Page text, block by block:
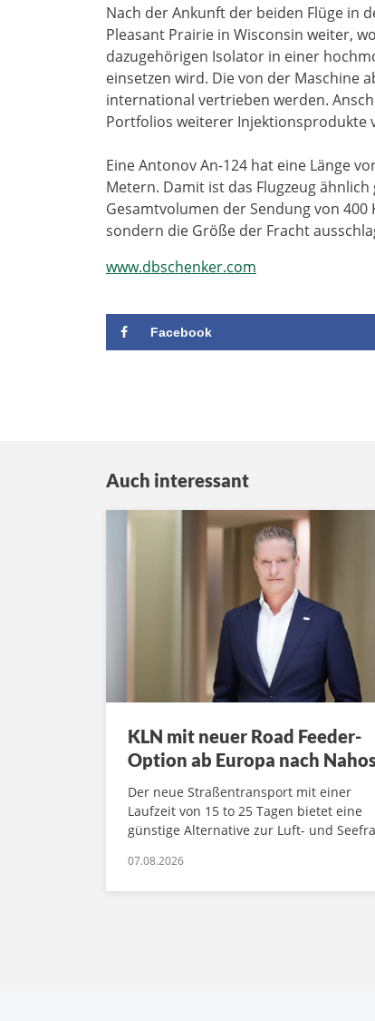
Nach der Ankunft der beiden Flüge in
Pleasant Prairie in Wisconsin weiter,
dazugehörigen Isolator in einer
einsetzen wird. Die von der Maschine
international vertrieben werden.
Portfolios weiterer Injektionsprodukte
Eine Antonov An-124 hat eine Länge
Metern. Damit ist das Flugzeug ähnlich
Gesamtvolumen der Sendung von
sondern die Größe der Fracht
www.dbschenker.com
Facebook
Auch interessant
KLN mit neuer Road Feeder-
Option ab Europa nach
Der neue Straßentransport mit einer
Laufzeit von 15 to 25 Tagen bietet eine
günstige Alternative zur Luft- und
07.08.2026